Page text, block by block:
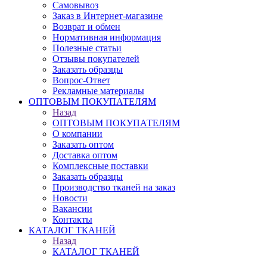
Самовывоз
Заказ в Интернет-магазине
Возврат и обмен
Нормативная информация
Полезные статьи
Отзывы покупателей
Заказать образцы
Вопрос-Ответ
Рекламные материалы
ОПТОВЫМ ПОКУПАТЕЛЯМ
Назад
ОПТОВЫМ ПОКУПАТЕЛЯМ
О компании
Заказать оптом
Доставка оптом
Комплексные поставки
Заказать образцы
Производство тканей на заказ
Новости
Вакансии
Контакты
КАТАЛОГ ТКАНЕЙ
Назад
КАТАЛОГ ТКАНЕЙ